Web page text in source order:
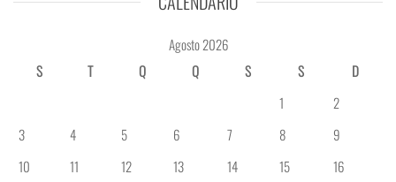
Agosto 2026
S
T Q Q S S
D
1
2
3
4 5 6 7 8
9
10
11 12 13 14 15
16